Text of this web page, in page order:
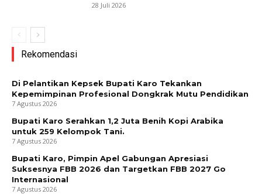
28 Juli 2026
Rekomendasi
Di Pelantikan Kepsek Bupati Karo Tekankan
Kepemimpinan Profesional Dongkrak Mutu Pendidikan
7 Agustus 2026
Bupati Karo Serahkan 1,2 Juta Benih Kopi Arabika
untuk 259 Kelompok Tani.
7 Agustus 2026
Bupati Karo, Pimpin Apel Gabungan Apresiasi
Suksesnya FBB 2026 dan Targetkan FBB 2027 Go
Internasional
7 Agustus 2026